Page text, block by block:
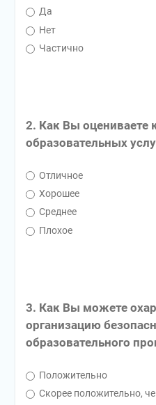
Да
Нет
Частично
2. Как Вы оцениваете
образовательных
Отличное
Хорошее
Среднее
Плохое
3. Как Вы можете
организацию
образовательного
Положительно
Скорее положительно,